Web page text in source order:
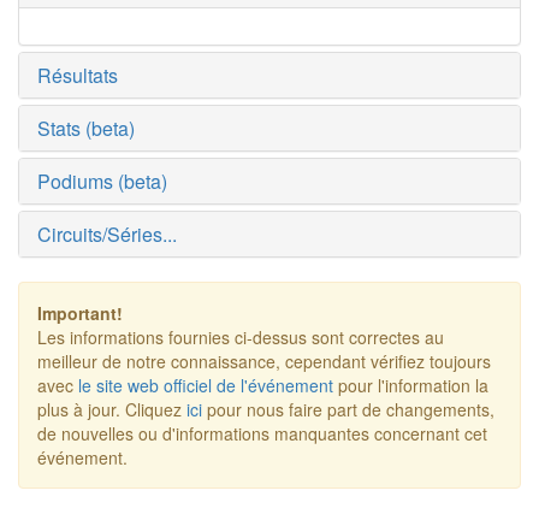
Résultats
Stats (beta)
Podiums (beta)
Circuits/Séries...
Important!
Les informations fournies ci-dessus sont correctes au
meilleur de notre connaissance, cependant vérifiez toujours
avec le site web officiel de l'événement pour l'information la
plus à jour. Cliquez ici pour nous faire part de changements,
de nouvelles ou d'informations manquantes concernant cet
événement.